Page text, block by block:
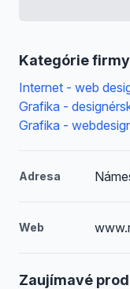
Kategórie firmy
Internet - web
Grafika -
Grafika -
Adresa
Web
Zaujímavé